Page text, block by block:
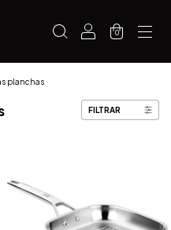
0
planchas
FILTRAR